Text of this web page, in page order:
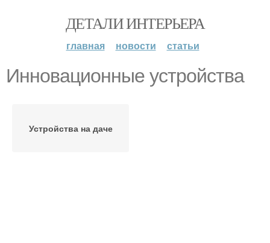
ДЕТАЛИ ИНТЕРЬЕРА
главная новости статьи
Инновационные устройства
Устройства на даче